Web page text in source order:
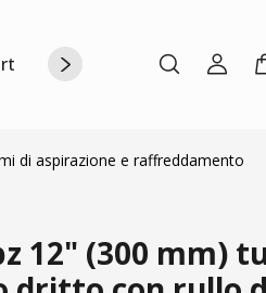
Chi siamo Contattaci
di aspirazione e raffreddamento
12" (300 mm)